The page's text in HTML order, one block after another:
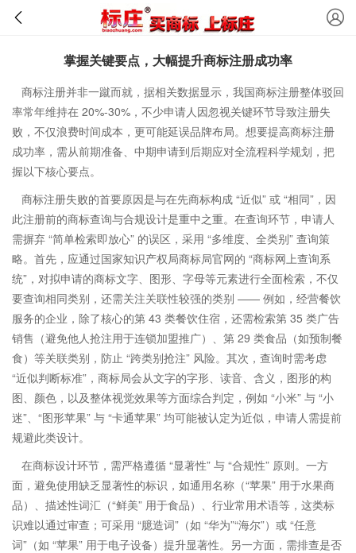
掌握关键要点，大幅提升商标注册成功率
商标注册并非一蹴而就，据相关数据显示，我国商标注册整体驳回
率常年维持在 20%-30%，不少申请人因忽视关键环节导致注册失
败，不仅浪费时间成本，更可能延误品牌布局。想要提高商标注册
成功率，需从前期准备、中期申请到后期应对全流程科学规划，把
握以下核心要点。
商标注册失败的首要原因是与在先商标构成 “近似” 或 “相同”，因
此注册前的商标查询与合规设计是重中之重。在查询环节，申请人
需摒弃 “简单检索即放心” 的误区，采用 “多维度、全类别” 查询策
略。首先，应通过国家知识产权局商标局官网的 “商标网上查询系
统”，对拟申请的商标文字、图形、字母等元素进行全面检索，不仅
要查询相同类别，还需关注关联性较强的类别 —— 例如，经营餐饮
服务的企业，除了核心的第 43 类餐饮住宿，还需检索第 35 类广告
销售（避免他人抢注用于连锁加盟推广）、第 29 类食品（如预制餐
食）等关联类别，防止 “跨类别抢注” 风险。其次，查询时需考虑
“近似判断标准”，商标局会从文字的字形、读音、含义，图形的构
图、颜色，以及整体视觉效果等方面综合判定，例如 “小米” 与 “小
迷”、“图形苹果” 与 “卡通苹果” 均可能被认定为近似，申请人需提前
规避此类设计。
在商标设计环节，需严格遵循 “显著性” 与 “合规性” 原则。一方
面，避免使用缺乏显著性的标识，如通用名称（“苹果” 用于水果商
品）、描述性词汇（“鲜美” 用于食品）、行业常用术语等，这类标
识难以通过审查；可采用 “臆造词”（如 “华为”“海尔”）或 “任意
词”（如 “苹果” 用于电子设备）提升显著性。另一方面，需排查是否